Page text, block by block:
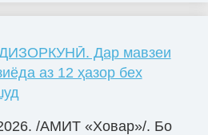
Дар мавзеи
аз 12 ҳазор бех
/АМИТ «Ховар»/. Бо